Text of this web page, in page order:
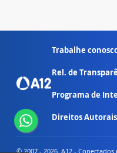
Trabalhe
Rel. de
Programa de
Direitos Autorais
© 2007 - 2026. A12 - Conectados